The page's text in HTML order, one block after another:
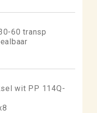
60 transp
wit PP 114Q-